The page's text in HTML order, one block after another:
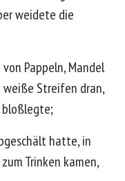
weidete die
Pappeln, Mandel
Streifen dran,
bloßlegte;
hatte, in
Trinken kamen,